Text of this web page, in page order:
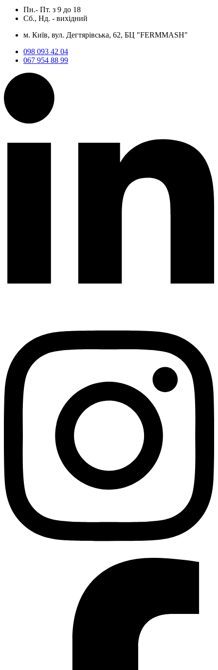
Пн.- Пт. з 9 до 18
Сб., Нд. - вихідний
м. Київ, вул. Дегтярівська, 62, БЦ "FERMMASH"
098 093 42 04
067 954 88 99